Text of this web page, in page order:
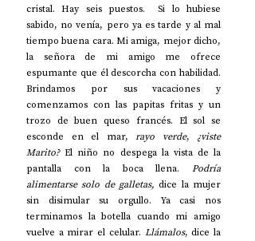
cristal. Hay seis puestos.  Si lo hubiese
sabido, no venía, pero ya es tarde y al mal
tiempo buena cara. Mi amiga, mejor dicho,
la señora de mi amigo me ofrece
espumante que él descorcha con habilidad.
Brindamos por sus vacaciones y
comenzamos con las papitas fritas y un
trozo de buen queso francés. El sol se
esconde en el mar, rayo verde, ¿viste
Marito? El niño no despega la vista de la
pantalla con la boca llena. Podría
alimentarse solo de galletas, dice la mujer
sin disimular su orgullo. Ya casi nos
terminamos la botella cuando mi amigo
vuelve a mirar el celular. Llámalos, dice la